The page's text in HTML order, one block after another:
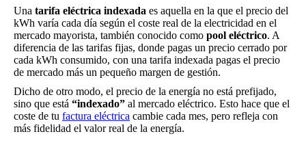
Una tarifa eléctrica indexada es aquella en la que el precio del
kWh varía cada día según el coste real de la electricidad en el
mercado mayorista, también conocido como pool eléctrico. A
diferencia de las tarifas fijas, donde pagas un precio cerrado por
cada kWh consumido, con una tarifa indexada pagas el precio
de mercado más un pequeño margen de gestión.
Dicho de otro modo, el precio de la energía no está prefijado,
sino que está “indexado” al mercado eléctrico. Esto hace que el
coste de tu factura eléctrica cambie cada mes, pero refleja con
más fidelidad el valor real de la energía.